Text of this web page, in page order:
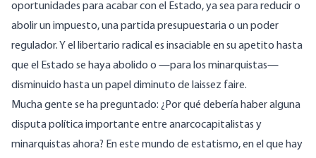
oportunidades para acabar con el Estado, ya sea para reducir o
abolir un impuesto, una partida presupuestaria o un poder
regulador. Y el libertario radical es insaciable en su apetito hasta
que el Estado se haya abolido o —para los minarquistas—
disminuido hasta un papel diminuto de laissez faire.
Mucha gente se ha preguntado: ¿Por qué debería haber alguna
disputa política importante entre anarcocapitalistas y
minarquistas ahora? En este mundo de estatismo, en el que hay